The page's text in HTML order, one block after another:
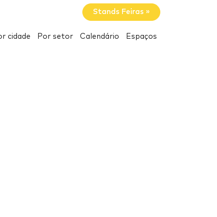
Stands Feiras »
cidade Por setor Calendário Espaços